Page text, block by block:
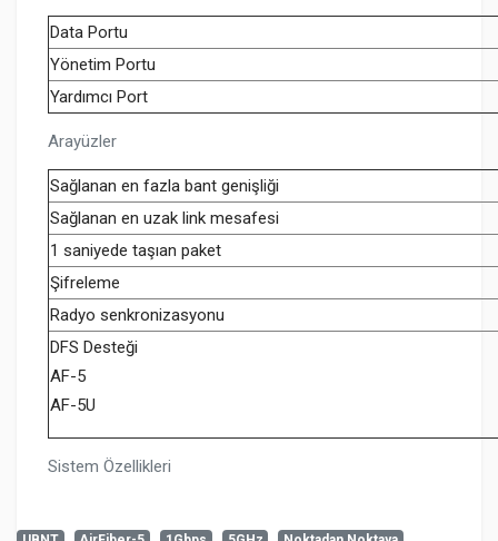
Arayüzler
Data Portu
Yönetim Portu
Yardımcı Port
Sistem Özellikleri
Sağlanan en fazla bant genişliği
Sağlanan en uzak link mesafesi
1 saniyede taşıan paket
Şifreleme
Radyo senkronizasyonu
DFS Desteği
AF-5
AF-5U